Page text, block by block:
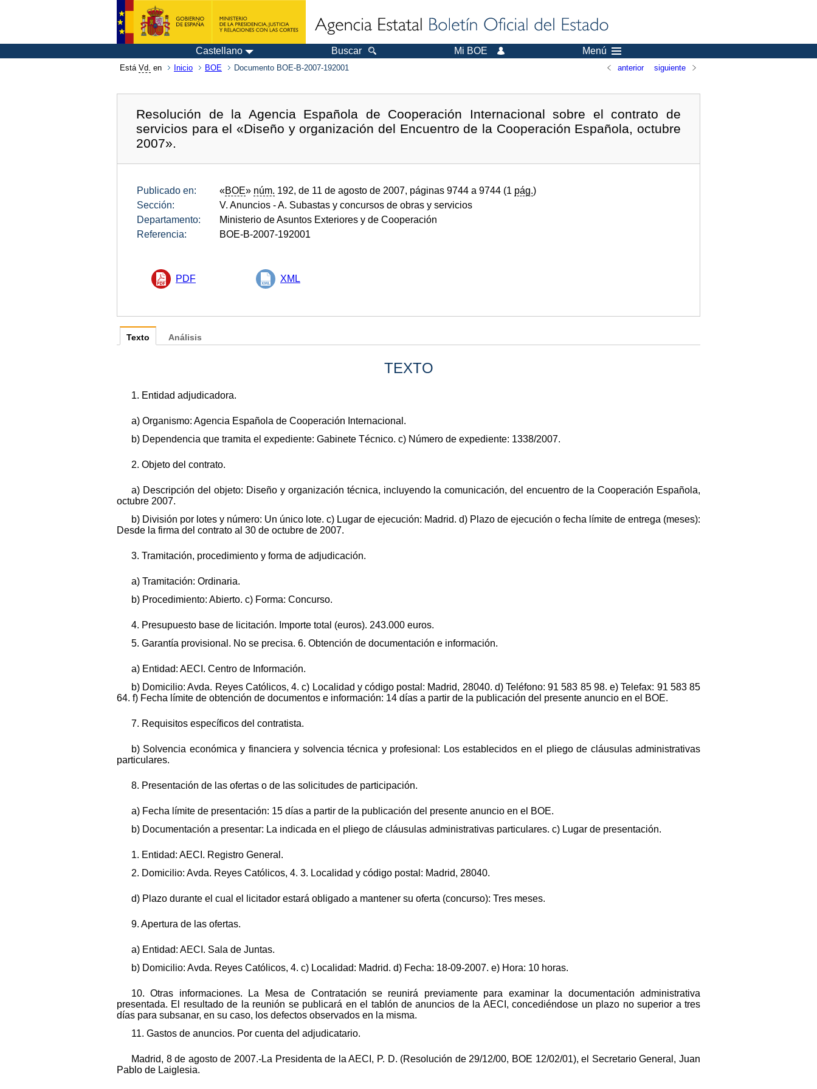
Castellano Buscar Mi BOE Menú
Está Vd. en Inicio BOE Documento BOE-B-2007-192001 anterior siguiente
Resolución de la Agencia Española de Cooperación Internacional sobre el contrato de
servicios para el «Diseño y organización del Encuentro de la Cooperación Española, octubre
2007».
Publicado en: «BOE» núm. 192, de 11 de agosto de 2007, páginas 9744 a 9744 (1 pág.)
Sección:
V. Anuncios - A. Subastas y concursos de obras y servicios
Departamento:
Ministerio de Asuntos Exteriores y de Cooperación
Referencia:
BOE-B-2007-192001
PDF XML
Texto
TEXTO
1. Entidad adjudicadora.
a) Organismo: Agencia Española de Cooperación Internacional.
b) Dependencia que tramita el expediente: Gabinete Técnico. c) Número de expediente: 1338/2007.
2. Objeto del contrato.
a) Descripción del objeto: Diseño y organización técnica, incluyendo la comunicación, del encuentro de la Cooperación Española,
octubre 2007.
b) División por lotes y número: Un único lote. c) Lugar de ejecución: Madrid. d) Plazo de ejecución o fecha límite de entrega (meses):
Desde la firma del contrato al 30 de octubre de 2007.
3. Tramitación, procedimiento y forma de adjudicación.
a) Tramitación: Ordinaria.
b) Procedimiento: Abierto. c) Forma: Concurso.
4. Presupuesto base de licitación. Importe total (euros). 243.000 euros.
5. Garantía provisional. No se precisa. 6. Obtención de documentación e información.
a) Entidad: AECI. Centro de Información.
b) Domicilio: Avda. Reyes Católicos, 4. c) Localidad y código postal: Madrid, 28040. d) Teléfono: 91 583 85 98. e) Telefax: 91 583 85
64. f) Fecha límite de obtención de documentos e información: 14 días a partir de la publicación del presente anuncio en el BOE.
7. Requisitos específicos del contratista.
b) Solvencia económica y financiera y solvencia técnica y profesional: Los establecidos en el pliego de cláusulas administrativas
particulares.
8. Presentación de las ofertas o de las solicitudes de participación.
a) Fecha límite de presentación: 15 días a partir de la publicación del presente anuncio en el BOE.
b) Documentación a presentar: La indicada en el pliego de cláusulas administrativas particulares. c) Lugar de presentación.
1. Entidad: AECI. Registro General.
2. Domicilio: Avda. Reyes Católicos, 4. 3. Localidad y código postal: Madrid, 28040.
d) Plazo durante el cual el licitador estará obligado a mantener su oferta (concurso): Tres meses.
9. Apertura de las ofertas.
a) Entidad: AECI. Sala de Juntas.
b) Domicilio: Avda. Reyes Católicos, 4. c) Localidad: Madrid. d) Fecha: 18-09-2007. e) Hora: 10 horas.
10. Otras informaciones. La Mesa de Contratación se reunirá previamente para examinar la documentación administrativa
presentada. El resultado de la reunión se publicará en el tablón de anuncios de la AECI, concediéndose un plazo no superior a tres
días para subsanar, en su caso, los defectos observados en la misma.
11. Gastos de anuncios. Por cuenta del adjudicatario.
Madrid, 8 de agosto de 2007.-La Presidenta de la AECI, P. D. (Resolución de 29/12/00, BOE 12/02/01), el Secretario General, Juan
Pablo de Laiglesia.
Análisis